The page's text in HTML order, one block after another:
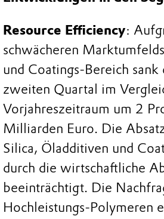
Resource Efficiency:
schwächeren
und Coatings-Bereich sank
zweiten Quartal im
Vorjahreszeitraum um 2
Milliarden Euro. Die
Silica, Öladditiven und
durch die wirtschaftliche
beeinträchtigt. Die
Hochleistungs-Polymeren